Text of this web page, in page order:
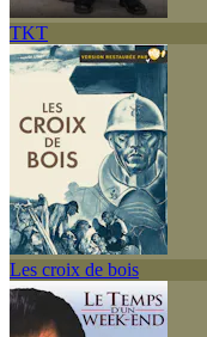
TKT
Les croix de bois